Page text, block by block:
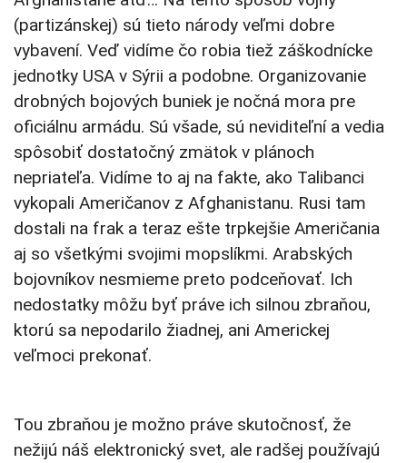
(partizánskej) sú tieto národy veľmi dobre
vybavení. Veď vidíme čo robia tiež záškodnícke
jednotky USA v Sýrii a podobne. Organizovanie
drobných bojových buniek je nočná mora pre
oficiálnu armádu. Sú všade, sú neviditeľní a vedia
spôsobiť dostatočný zmätok v plánoch
nepriateľa. Vidíme to aj na fakte, ako Talibanci
vykopali Američanov z Afghanistanu. Rusi tam
dostali na frak a teraz ešte trpkejšie Američania
aj so všetkými svojimi mopslíkmi. Arabských
bojovníkov nesmieme preto podceňovať. Ich
nedostatky môžu byť práve ich silnou zbraňou,
ktorú sa nepodarilo žiadnej, ani Americkej
veľmoci prekonať.
Tou zbraňou je možno práve skutočnosť, že
nežijú náš elektronický svet, ale radšej používajú